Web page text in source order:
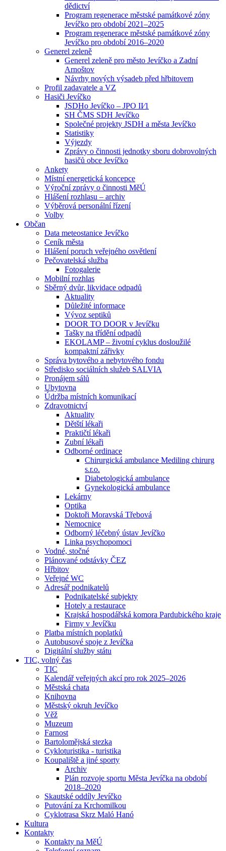
dědictví
Program regenerace městské památkové zóny
Jevíčko pro období 2021–2025
Program regenerace městské památkové zóny
Jevíčko pro období 2016–2020
Generel zeleně
Generel zeleně pro město Jevíčko a Zadní
Arnoštov
Návrhy nových výsadeb před hřbitovem
Profil zadavatele a VZ
Hasiči Jevíčko
JSDHo Jevíčko – JPO II⁄1
SH ČMS SDH Jevíčko
Společné projekty JSDH a města Jevíčko
Statistiky
Výjezdy
Zprávy o činnosti jednotky sboru dobrovolných
hasičů obce Jevíčko
Ankety
Místní energetická koncepce
Výroční zprávy o činnosti MěÚ
Hlášení rozhlasu – archiv
Výběrová personální řízení
Volby
Občan
Data meteostanice Jevíčko
Ceník města
Hlášení poruch veřejného osvětlení
Pečovatelská služba
Fotogalerie
Mobilní rozhlas
Sběrný dvůr, likvidace odpadů
Aktuality
Důležité informace
Vývoz septiků
DOOR TO DOOR v Jevíčku
Tašky na třídění odpadů
EKOLAMP – životní cyklus dosloužilé
kompaktní zářivky
Správa bytového a nebytového fondu
Středisko sociálních služeb SALVIA
Pronájem sálů
Ubytovna
Údržba místních komunikací
Zdravotnictví
Aktuality
Dětští lékaři
Praktičtí lékaři
Zubní lékaři
Odborné ordinace
Chirurgická ambulance Mediling chirurg
s.r.o.
Diabetologická ambulance
Gynekologická ambulance
Lekárny
Optika
Doktoři Moravská Třebová
Nemocnice
Odborný léčebný ústav Jevíčko
Linka psychopomoci
Vodné, stočné
Plánované odstávky ČEZ
Hřbitov
Veřejné WC
Adresář podnikatelů
Podnikatelské subjekty
Hotely a restaurace
Krajská hospodářská komora Pardubického kraje
Firmy v Jevíčku
Platba místních poplatků
Autobusové spoje z Jevíčka
Digitální služby státu
TIC, volný čas
TIC
Kalendář veřejných akcí pro rok 2025–2026
Městská chata
Knihovna
Městský okruh Jevíčko
Věž
Muzeum
Farnost
Bartolomějská stezka
Cykloturistika - turistika
Koupaliště a jiné sporty
Archiv
Plán rozvoje sportu Města Jevíčka na období
2018–2020
Skautské oddíly Jevíčko
Putování za Krchomilkou
Cyklotrasa Skrz Maló Hanó
Kultura
Kontakty
Kontakty na MěÚ